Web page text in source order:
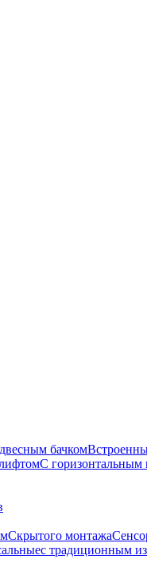
бачком
C горизонтальным
Скрытого монтажа
с традиционным